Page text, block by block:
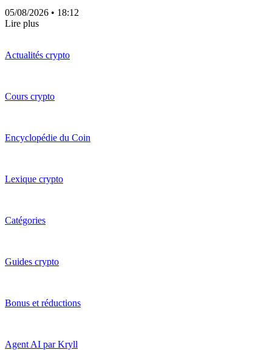
05/08/2026 • 18:12
Lire plus
Actualités crypto
Cours crypto
Encyclopédie du Coin
Lexique crypto
Catégories
Guides crypto
Bonus et réductions
Agent AI par Kryll